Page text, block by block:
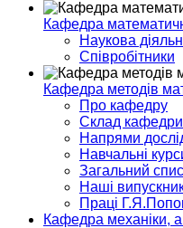
Кафедра
Наукова
Співробітники
Кафедра методів
Про кафедру
Склад кафедри
Напрями
Навчальні
Загальний
Наші
Праці
Кафедра механіки,